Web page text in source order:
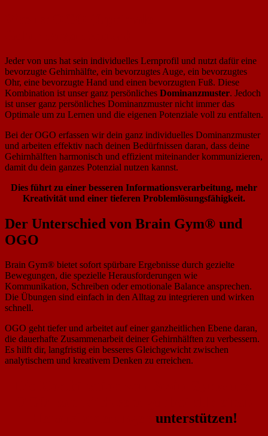
Jeder von uns hat sein individuelles Lernprofil und nutzt dafür eine
bevorzugte Gehirnhälfte, ein bevorzugtes Auge, ein bevorzugtes
Ohr, eine bevorzugte Hand und einen bevorzugten Fuß. Diese
Kombination ist unser ganz persönliches Dominanzmuster. Jedoch
ist unser ganz persönliches Dominanzmuster nicht immer das
Optimale um zu Lernen und die eigenen Potenziale voll zu entfalten.
Bei der OGO erfassen wir dein ganz individuelles Dominanzmuster
und arbeiten effektiv nach deinen Bedürfnissen daran, dass deine
Gehirnhälften harmonisch und effizient miteinander kommunizieren,
damit du dein ganzes Potenzial nutzen kannst.
Dies führt zu einer besseren Informationsverarbeitung, mehr
Kreativität und einer tieferen Problemlösungsfähigkeit.
Der Unterschied von Brain Gym® und
OGO
Brain Gym® bietet sofort spürbare Ergebnisse durch gezielte
Bewegungen, die spezielle Herausforderungen wie
Kommunikation, Schreiben oder emotionale Balance ansprechen.
Die Übungen sind einfach in den Alltag zu integrieren und wirken
schnell.
OGO geht tiefer und arbeitet auf einer ganzheitlichen Ebene daran,
die dauerhafte Zusammenarbeit deiner Gehirnhälften zu verbessern.
Es hilft dir, langfristig ein besseres Gleichgewicht zwischen
analytischem und kreativem Denken zu erreichen.
unterstützen!